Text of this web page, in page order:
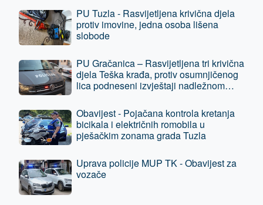
PU Tuzla - Rasvijetljena krivična djela
protiv imovine, jedna osoba lišena
slobode
PU Gračanica – Rasvijetljena tri krivična
djela Teška krađa, protiv osumnjičenog
lica podneseni izvještaji nadležnom
Obavijest - Pojačana kontrola kretanja
bicikala i električnih romobila u
pješačkim zonama grada Tuzla
Uprava policije MUP TK - Obavijest za
vozače